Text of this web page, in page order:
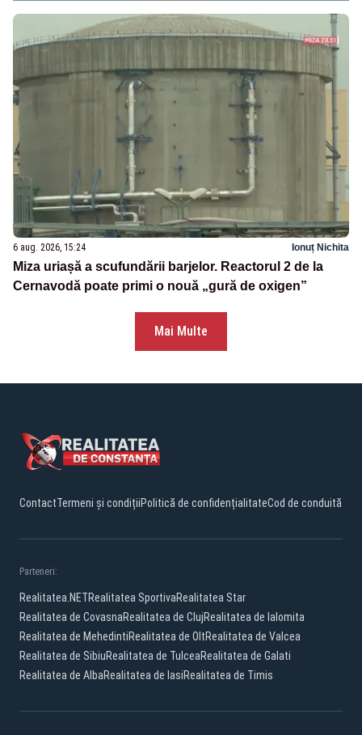
6 aug. 2026, 15:24 Ionuț Nichita
Miza uriașă a scufundării barjelor. Reactorul 2 de la
Cernavodă poate primi o nouă „gură de oxigen”
Mai Multe
ContactTermeni și condițiiPolitică de confidențialitateCod de conduită
Parteneri:
Realitatea.NETRealitatea SportivaRealitatea Star
Realitatea de CovasnaRealitatea de ClujRealitatea de Ialomita
Realitatea de MehedintiRealitatea de OltRealitatea de Valcea
Realitatea de SibiuRealitatea de TulceaRealitatea de Galati
Realitatea de AlbaRealitatea de IasiRealitatea de Timis